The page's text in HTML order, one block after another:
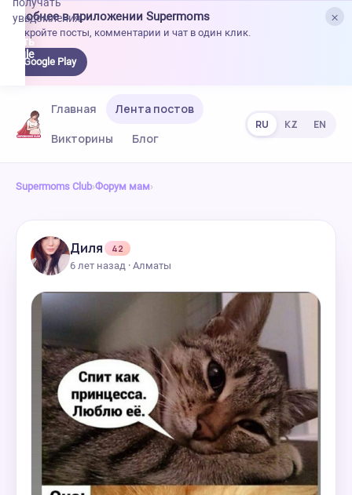
×
Удобнее в приложении Supermoms
Откройте посты, комментарии и чат в один клик.
Google Play
уведомления.
Главная
Лента постов
Викторины
Блог
RU KZ EN
Supermoms Club›Форум мам›
Диля
42
6 лет назад · Алматы